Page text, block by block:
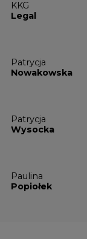
KKG
Legal
Patrycja
Nowakowska
Patrycja
Wysocka
Paulina
Popiołek